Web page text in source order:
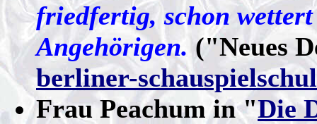
friedfertig, schon
Angehörigen. ("Neues
berliner-
Frau Peachum in "Die